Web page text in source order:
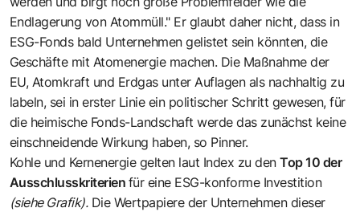
Endlagerung von Atommüll." Er glaubt daher nicht, dass in
ESG-Fonds bald Unternehmen gelistet sein könnten, die
Geschäfte mit Atomenergie machen. Die Maßnahme der
EU, Atomkraft und Erdgas unter Auflagen als nachhaltig zu
labeln, sei in erster Linie ein politischer Schritt gewesen, für
die heimische Fonds-Landschaft werde das zunächst keine
einschneidende Wirkung haben, so Pinner.
Kohle und Kernenergie gelten laut Index zu denTop 10 der
Ausschlusskriterien für eine ESG-konforme Investition
(siehe Grafik).Die Wertpapiere der Unternehmen dieser